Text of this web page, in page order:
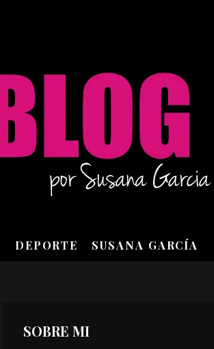
DEPORTE SUSANA GARCÍA
SOBRE MI